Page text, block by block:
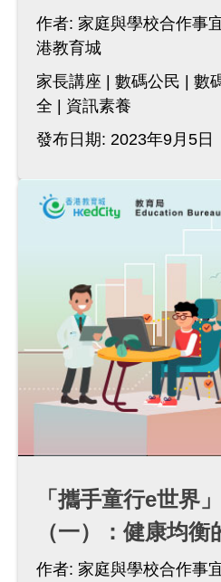
作者: 家庭與學校合作事
港教育城
家長講座
數碼公民 數
全
資訊素養
發布日期: 2023年9月5日
「攜手童行e世界
（一）：健康均
作者: 家庭與學校合作事